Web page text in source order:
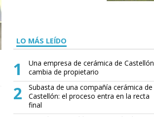
LO MÁS LEÍDO
1
Una empresa de cerámica de Castellón
cambia de propietario
2
Subasta de una compañía cerámica de
Castellón: el proceso entra en la recta
final